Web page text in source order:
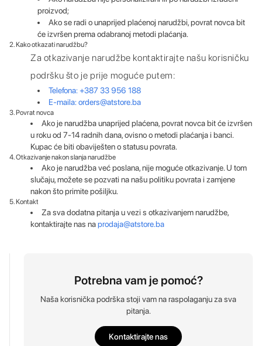
proizvod;
Ako se radi o unaprijed plaćenoj narudžbi, povrat novca bit
će izvršen prema odabranoj metodi plaćanja.
2. Kako otkazati narudžbu?
Za otkazivanje narudžbe kontaktirajte našu korisničku
podršku što je prije moguće putem:
Telefona: +387 33 956 188
E-maila: orders@atstore.ba
3. Povrat novca
Ako je narudžba unaprijed plaćena, povrat novca bit će izvršen
u roku od 7-14 radnih dana, ovisno o metodi plaćanja i banci.
Kupac će biti obaviješten o statusu povrata.
4. Otkazivanje nakon slanja narudžbe
Ako je narudžba već poslana, nije moguće otkazivanje. U tom
slučaju, možete se pozvati na našu politiku povrata i zamjene
nakon što primite pošiljku.
5. Kontakt
Za sva dodatna pitanja u vezi s otkazivanjem narudžbe,
kontaktirajte nas naprodaja@atstore.ba
Potrebna vam je pomoć?
Naša korisnička podrška stoji vam na raspolaganju za sva
pitanja.
Kontaktirajte nas